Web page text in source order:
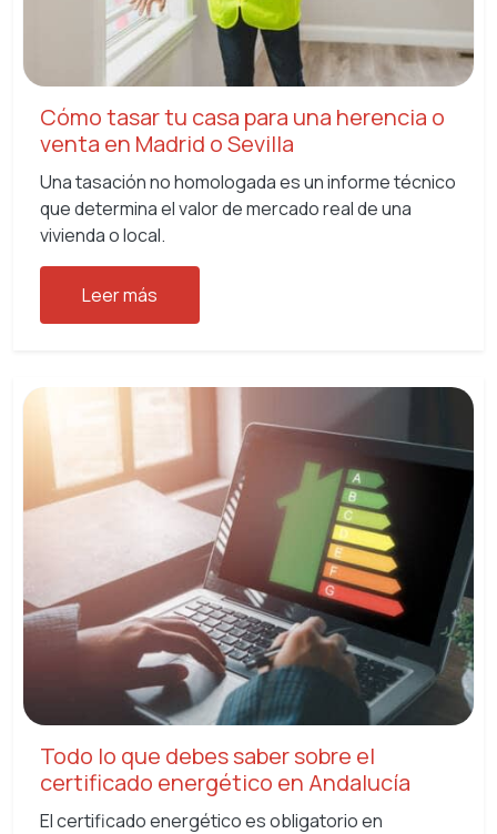
Cómo tasar tu casa para una herencia o
venta en Madrid o Sevilla
Una tasación no homologada es un informe técnico
que determina el valor de mercado real de una
vivienda o local.
Leer más
Todo lo que debes saber sobre el
certificado energético en Andalucía
El certificado energético es obligatorio en